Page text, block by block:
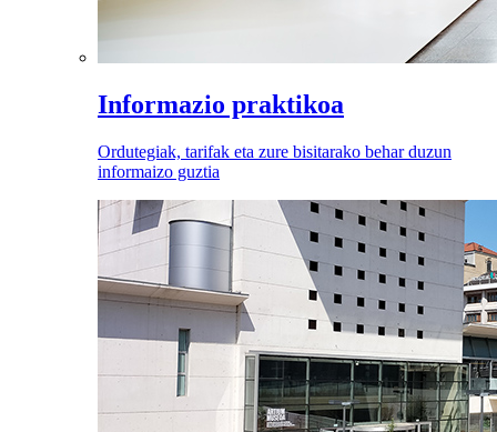
Informazio praktikoa
Ordutegiak, tarifak eta zure bisitarako behar duzun
informaizo guztia